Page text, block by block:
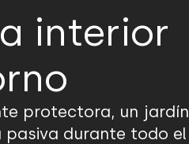
interior
protectora, un jardín
pasiva durante todo el